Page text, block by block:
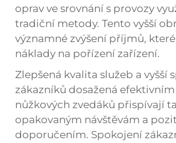
oprav ve srovnání s provozy
tradiční metody. Tento vyšší
významné zvýšení příjmů,
náklady na pořízení zařízení.
Zlepšená kvalita služeb a vyšší
zákazníků dosažená
nůžkových zvedáků přispívají
opakovaným návštěvám a
doporučením. Spokojení